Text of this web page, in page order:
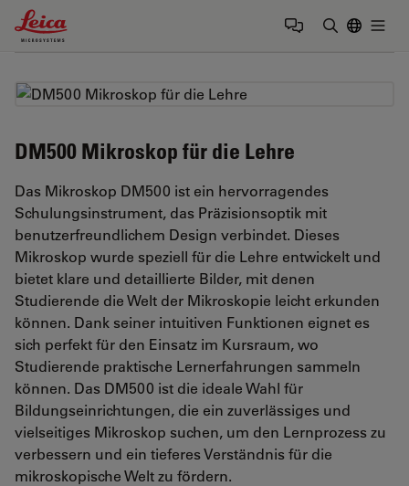
Leica Microsystems Logo
DM500 Mikroskop für die Lehre
Das Mikroskop DM500 ist ein hervorragendes
Schulungsinstrument, das Präzisionsoptik mit
benutzerfreundlichem Design verbindet. Dieses
Mikroskop wurde speziell für die Lehre entwickelt und
bietet klare und detaillierte Bilder, mit denen
Studierende die Welt der Mikroskopie leicht erkunden
können. Dank seiner intuitiven Funktionen eignet es
sich perfekt für den Einsatz im Kursraum, wo
Studierende praktische Lernerfahrungen sammeln
können. Das DM500 ist die ideale Wahl für
Bildungseinrichtungen, die ein zuverlässiges und
vielseitiges Mikroskop suchen, um den Lernprozess zu
verbessern und ein tieferes Verständnis für die
mikroskopische Welt zu fördern.